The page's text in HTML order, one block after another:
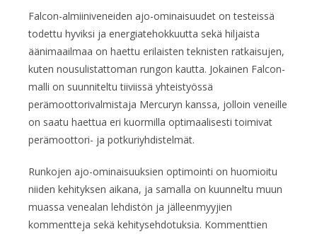
Falcon-almiiniveneiden ajo-ominaisuudet on testeissä
todettu hyviksi ja energiatehokkuutta sekä hiljaista
äänimaailmaa on haettu erilaisten teknisten ratkaisujen,
kuten nousulistattoman rungon kautta. Jokainen Falcon-
malli on suunniteltu tiiviissä yhteistyössä
perämoottorivalmistaja Mercuryn kanssa, jolloin veneille
on saatu haettua eri kuormilla optimaalisesti toimivat
perämoottori- ja potkuriyhdistelmät.
Runkojen ajo-ominaisuuksien optimointi on huomioitu
niiden kehityksen aikana, ja samalla on kuunneltu muun
muassa venealan lehdistön ja jälleenmyyjien
kommentteja sekä kehitysehdotuksia. Kommenttien